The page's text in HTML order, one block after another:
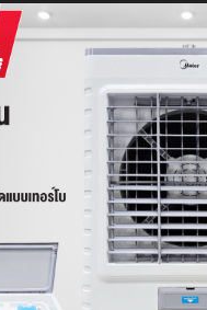
ลืมรหัสผ่าน?